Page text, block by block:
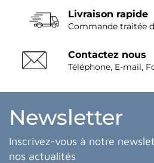
Livraison rapide
Commande traitée
Contactez nous
Téléphone, E-mail,
Newsletter
Inscrivez-vous à notre
nos actualités